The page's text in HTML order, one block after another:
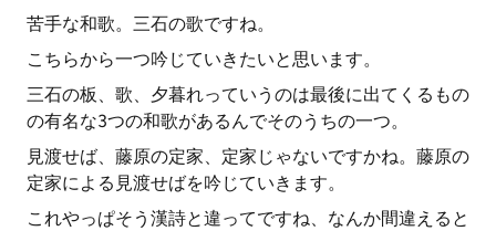
苦手な和歌。三石の歌ですね。
こちらから一つ吟じていきたいと思います。
三石の板、歌、夕暮れっていうのは最後に出てくるもの
の有名な3つの和歌があるんでそのうちの一つ。
見渡せば、藤原の定家、定家じゃないですかね。藤原の
定家による見渡せばを吟じていきます。
これやっぱそう漢詩と違ってですね、なんか間違えると